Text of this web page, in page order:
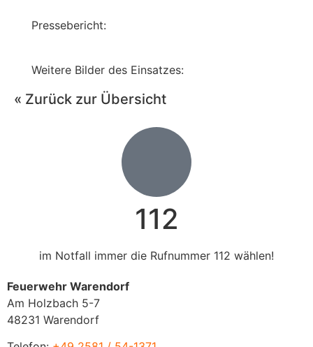
Pressebericht:
Weitere Bilder des Einsatzes:
« Zurück zur Übersicht
112
im Notfall immer die Rufnummer 112 wählen!
Feuerwehr Warendorf
Am Holzbach 5-7
48231 Warendorf